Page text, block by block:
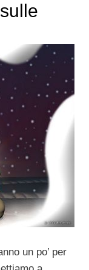
un po’ per